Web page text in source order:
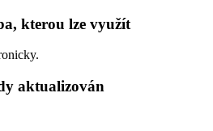
kterou lze využít
aktualizován